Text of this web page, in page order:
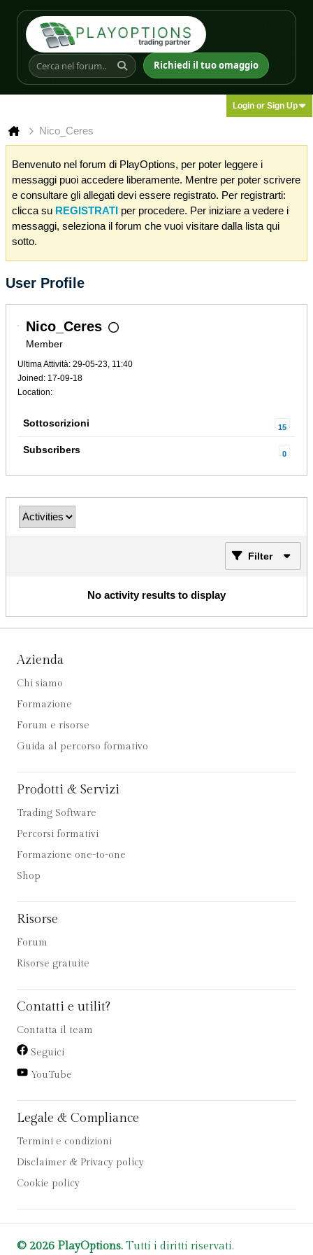
Richiedi il tuo omaggio
Login or Sign Up
Nico_Ceres
Benvenuto nel forum di PlayOptions, per poter leggere i
messaggi puoi accedere liberamente. Mentre per poter scrivere
e consultare gli allegati devi essere registrato. Per registrarti:
clicca su REGISTRATI per procedere. Per iniziare a vedere i
messaggi, seleziona il forum che vuoi visitare dalla lista qui
sotto.
User Profile
Nico_Ceres
Member
Ultima Attività: 29-05-23, 11:40
Joined: 17-09-18
Location:
Sottoscrizioni 15
Subscribers 0
Filter
No activity results to display
Azienda
Chi siamo
Formazione
Forum e risorse
Guida al percorso formativo
Prodotti & Servizi
Trading Software
Percorsi formativi
Formazione one-to-one
Shop
Risorse
Forum
Risorse gratuite
Contatti e utilit?
Contatta il team
Seguici
YouTube
Legale & Compliance
Termini e condizioni
Disclaimer & Privacy policy
Cookie policy
© 2026 PlayOptions. Tutti i diritti riservati.